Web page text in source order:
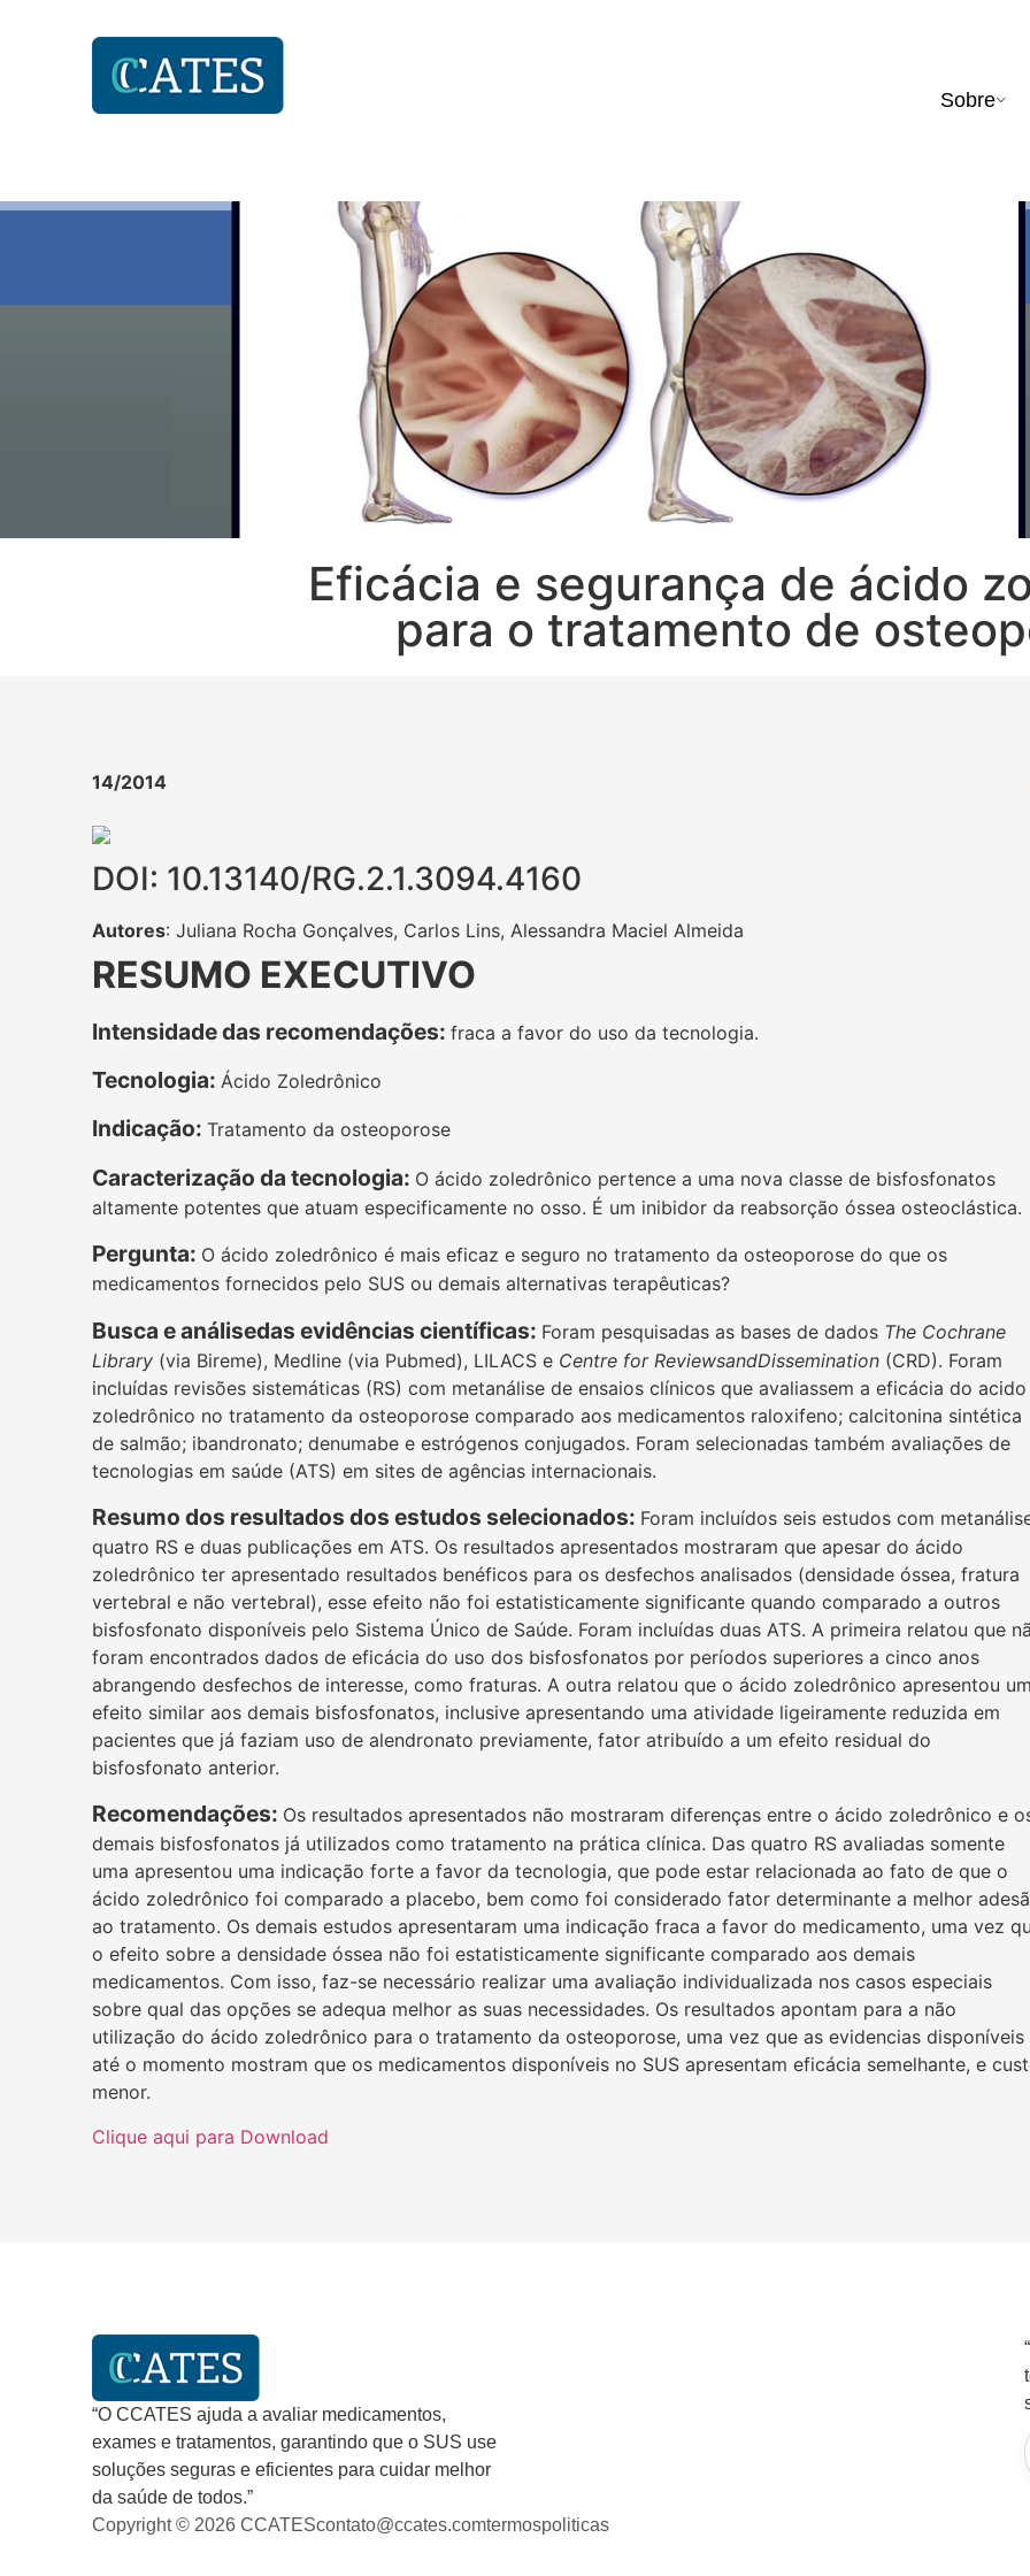
Sobre
Eficácia e segurança de ácido
para o tratamento de
14/2014
DOI: 10.13140/RG.2.1.3094.4160
Autores: Juliana Rocha Gonçalves, Carlos Lins, Alessandra Maciel Almeida
RESUMO EXECUTIVO
Intensidade das recomendações: fraca a favor do uso da tecnologia.
Tecnologia: Ácido Zoledrônico
Indicação: Tratamento da osteoporose
Caracterização da tecnologia: O ácido zoledrônico pertence a uma nova classe de bisfosfonatos
altamente potentes que atuam especificamente no osso. É um inibidor da reabsorção óssea osteoclástica.
Pergunta: O ácido zoledrônico é mais eficaz e seguro no tratamento da osteoporose do que os
medicamentos fornecidos pelo SUS ou demais alternativas terapêuticas?
Busca e análisedas evidências científicas: Foram pesquisadas as bases de dados The Cochrane
Library (via Bireme), Medline (via Pubmed), LILACS e Centre for ReviewsandDissemination (CRD). Foram
incluídas revisões sistemáticas (RS) com metanálise de ensaios clínicos que avaliassem a eficácia do acido
zoledrônico no tratamento da osteoporose comparado aos medicamentos raloxifeno; calcitonina sintética
de salmão; ibandronato; denumabe e estrógenos conjugados. Foram selecionadas também avaliações de
tecnologias em saúde (ATS) em sites de agências internacionais.
Resumo dos resultados dos estudos selecionados: Foram incluídos seis estudos com
quatro RS e duas publicações em ATS. Os resultados apresentados mostraram que apesar do ácido
zoledrônico ter apresentado resultados benéficos para os desfechos analisados (densidade óssea, fratura
vertebral e não vertebral), esse efeito não foi estatisticamente significante quando comparado a outros
bisfosfonato disponíveis pelo Sistema Único de Saúde. Foram incluídas duas ATS. A primeira relatou que
foram encontrados dados de eficácia do uso dos bisfosfonatos por períodos superiores a cinco anos
abrangendo desfechos de interesse, como fraturas. A outra relatou que o ácido zoledrônico apresentou um
efeito similar aos demais bisfosfonatos, inclusive apresentando uma atividade ligeiramente reduzida em
pacientes que já faziam uso de alendronato previamente, fator atribuído a um efeito residual do
bisfosfonato anterior.
Recomendações: Os resultados apresentados não mostraram diferenças entre o ácido zoledrônico e
demais bisfosfonatos já utilizados como tratamento na prática clínica. Das quatro RS avaliadas somente
uma apresentou uma indicação forte a favor da tecnologia, que pode estar relacionada ao fato de que o
ácido zoledrônico foi comparado a placebo, bem como foi considerado fator determinante a melhor
ao tratamento. Os demais estudos apresentaram uma indicação fraca a favor do medicamento, uma vez
o efeito sobre a densidade óssea não foi estatisticamente significante comparado aos demais
medicamentos. Com isso, faz-se necessário realizar uma avaliação individualizada nos casos especiais
sobre qual das opções se adequa melhor as suas necessidades. Os resultados apontam para a não
utilização do ácido zoledrônico para o tratamento da osteoporose, uma vez que as evidencias disponíveis
até o momento mostram que os medicamentos disponíveis no SUS apresentam eficácia semelhante, e
menor.
Clique aqui para Download
“O CCATES ajuda a avaliar medicamentos,
exames e tratamentos, garantindo que o SUS use
soluções seguras e eficientes para cuidar melhor
da saúde de todos.”
Copyright © 2026 CCATEScontato@ccates.comtermospoliticas